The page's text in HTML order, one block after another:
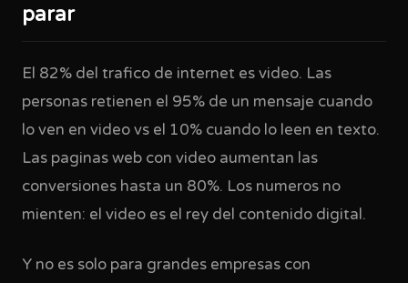
parar
El 82% del trafico de internet es video. Las
personas retienen el 95% de un mensaje cuando
lo ven en video vs el 10% cuando lo leen en texto.
Las paginas web con video aumentan las
conversiones hasta un 80%. Los numeros no
mienten: el video es el rey del contenido digital.
Y no es solo para grandes empresas con